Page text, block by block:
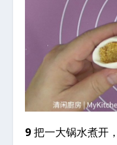
9 把一大锅水煮开